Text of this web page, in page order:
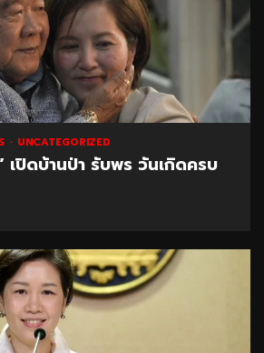
UNCATEGORIZED
ปิดบ้านป่า รับพร วันเกิดครบ